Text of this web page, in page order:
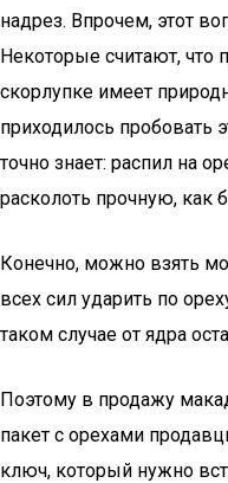
надрез. Впрочем, этот
Некоторые считают, что
скорлупке имеет
приходилось пробовать
точно знает: распил на
расколоть прочную, как
Конечно, можно взять
всех сил ударить по
таком случае от ядра
Поэтому в продажу
пакет с орехами
ключ, который нужно